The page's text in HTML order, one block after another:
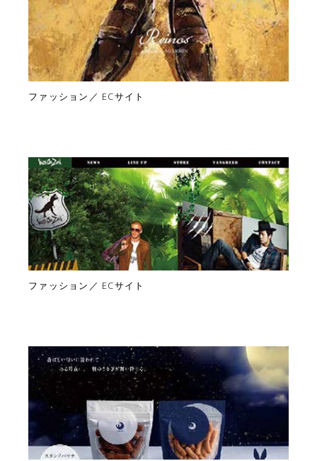
ファッション／ ECサイト
ファッション／ ECサイト